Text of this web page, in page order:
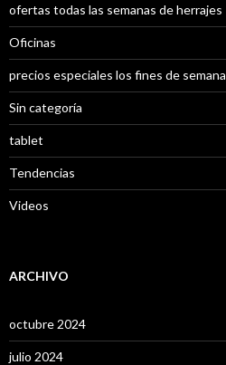
ofertas todas las semanas de herrajes
Oficinas
precios especiales los fines de semana
Sin categoría
tablet
Tendencias
Videos
ARCHIVO
octubre 2024
julio 2024